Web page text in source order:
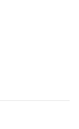
обуви в